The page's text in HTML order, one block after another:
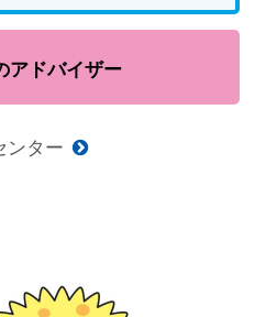
ドバイザー
ンター